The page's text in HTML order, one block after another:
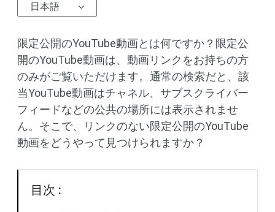
日本語
限定公開のYouTube動画とは何ですか？限定公
開のYouTube動画は、動画リンクをお持ちの方
のみがご覧いただけます。通常の検索だと、該
当YouTube動画はチャネル、サブスクライバー
フィードなどの公共の場所には表示されませ
ん。そこで、リンクのない限定公開のYouTube
動画をどうやって見つけられますか？
目次 :